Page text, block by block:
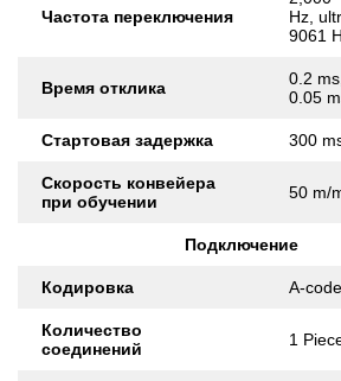
Частота переключения
Hz,
9061
Время отклика
0.2
0.05
Стартовая задержка 300
Скорость конвейера
при обучении
50 m/
Подключение
Кодировка A-
Количество
соединений
1